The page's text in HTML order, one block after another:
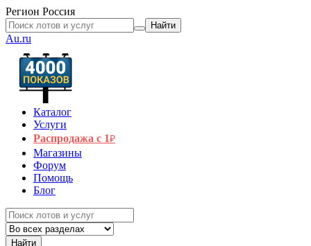
Регион Россия
Найти
Au.ru
Каталог
Услуги
Распродажа с 1₽
Магазины
Форум
Помощь
Блог
Найти